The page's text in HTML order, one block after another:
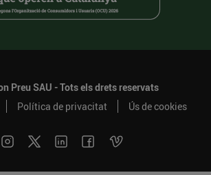
Preu SAU - Tots els drets reservats
Política de privacitat Ús de cookies